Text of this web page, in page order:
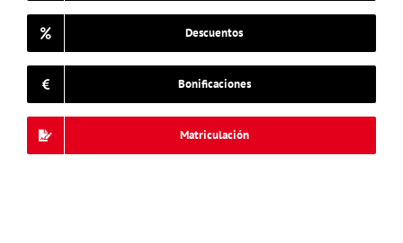
Descuentos
Bonificaciones
Matriculación